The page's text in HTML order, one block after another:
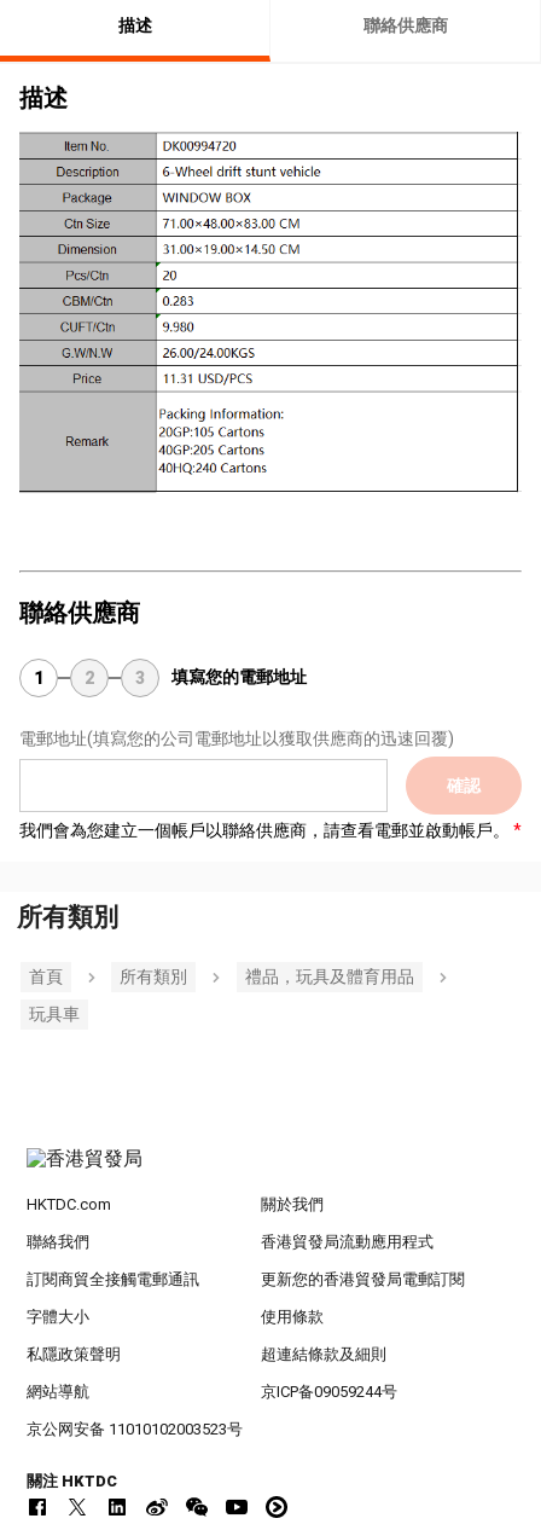
描述 聯絡供應商
描述
聯絡供應商
1 2 3 填寫您的電郵地址
電郵地址(填寫您的公司電郵地址以獲取供應商的迅速回覆)
確認
我們會為您建立一個帳戶以聯絡供應商，請查看電郵並啟動帳戶。
所有類別
首頁 所有類別
禮品，玩具及體育用品
玩具車
HKTDC.com 關於我們
聯絡我們 香港貿發局流動應用程式
訂閱商貿全接觸電郵通訊 更新您的香港貿發局電郵訂閱
字體大小 使用條款
私隱政策聲明 超連結條款及細則
網站導航 京ICP备09059244号
京公网安备 11010102003523号
關注 HKTDC